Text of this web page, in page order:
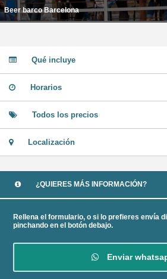
Beer barco Barcelona
Qué incluye
Horarios
Todos los precios
Localización
¿QUIERES MÁS INFORMACIÓN?
Rellena el formulario, o si lo prefieres envía
pinchando en el botón debajo.
Enviar